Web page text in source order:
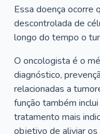
Essa doença ocorre
descontrolada de
longo do tempo o
O oncologista é o
diagnóstico,
relacionadas a
função também
tratamento mais
objetivo de aliviar